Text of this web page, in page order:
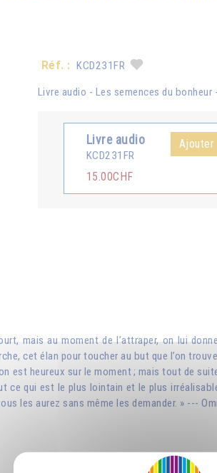
Réf. : KCD231FR
Livre audio - Les semences du
Livre audio
KCD231FR
15.00CHF
Ajouter
mais au moment de l’attraper, on lui
cet élan pour toucher au but que l’on
est heureux sur le moment ; mais tout de
ce qui est le plus lointain et le plus
les aurez sans même les demander. » ---